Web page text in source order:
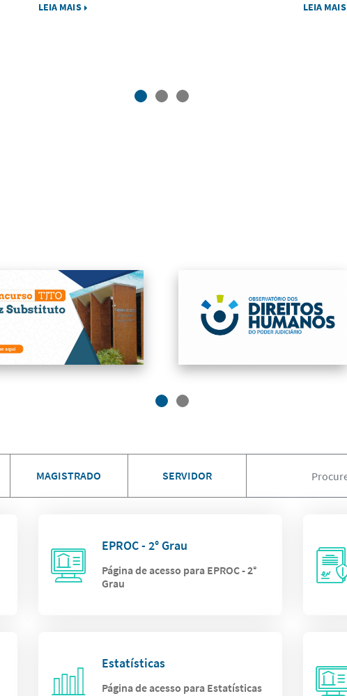
LEIA MAIS LEIA MAIS
MAGISTRADO SERVIDOR
EPROC - 2° Grau
Página de acesso para EPROC - 2°
Grau
Estatísticas
Página de acesso para Estatísticas